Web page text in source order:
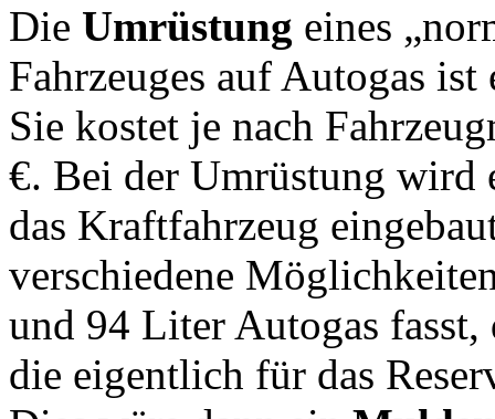
Die Umrüstung eines
Fahrzeuges auf Autogas
Sie kostet je nach
€. Bei der Umrüstung wird
das Kraftfahrzeug
verschiedene
und 94 Liter Autogas
die eigentlich für das